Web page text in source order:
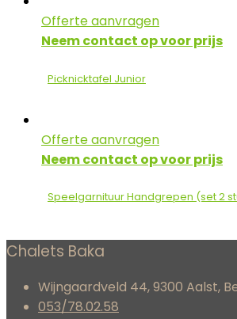
Offerte aanvragen
Neem contact op voor prijs
Picknicktafel Junior
Offerte aanvragen
Neem contact op voor prijs
Speelgarnituur Handgrepen (set 2
Chalets Baka
Wijngaardveld 44, 9300 Aalst,
053/78.02.58